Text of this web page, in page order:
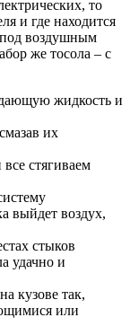
то
и где находится
под воздушным
же тосола – с
жидкость и
их
стягиваем
выйдет воздух,
стыков
удачно и
кузове так,
или